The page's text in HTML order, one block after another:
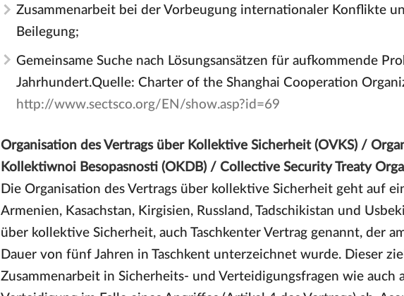
Zusammenarbeit bei der Vorbeugung internationaler Konflikte
Beilegung;
Gemeinsame Suche nach Lösungsansätzen für aufkommende
Jahrhundert.Quelle: Charter of the Shanghai Cooperation
http://www.sectsco.org/EN/show.asp?id=69
Organisation des Vertrags über Kollektive Sicherheit (OVKS) /
Kollektiwnoi Besopasnosti (OKDB) / Collective Security Treaty
Die Organisation des Vertrags über kollektive Sicherheit geht auf
Armenien, Kasachstan, Kirgisien, Russland, Tadschikistan und
über kollektive Sicherheit, auch Taschkenter Vertrag genannt, der
Dauer von fünf Jahren in Taschkent unterzeichnet wurde. Dieser
Zusammenarbeit in Sicherheits- und Verteidigungsfragen wie auch